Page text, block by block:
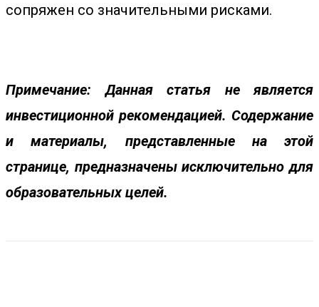
сопряжен со значительными рисками.
Примечание: Данная статья не является
инвестиционной рекомендацией. Содержание
и материалы, представленные на этой
странице, предназначены исключительно для
образовательных целей.